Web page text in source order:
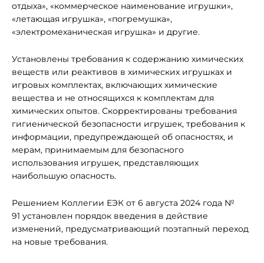
отдыха», «коммерческое наименование игрушки»,
«летающая игрушка», «погремушка»,
«электромеханическая игрушка» и другие.
Установлены требования к содержанию химических
веществ или реактивов в химических игрушках и
игровых комплектах, включающих химические
вещества и не относящихся к комплектам для
химических опытов. Скорректированы требования
гигиенической безопасности игрушек, требования к
информации, предупреждающей об опасностях, и
мерам, принимаемым для безопасного
использования игрушек, представляющих
наибольшую опасность.
Решением Коллегии ЕЭК от 6 августа 2024 года №
91 установлен порядок введения в действие
изменений, предусматривающий поэтапный переход
на новые требования.